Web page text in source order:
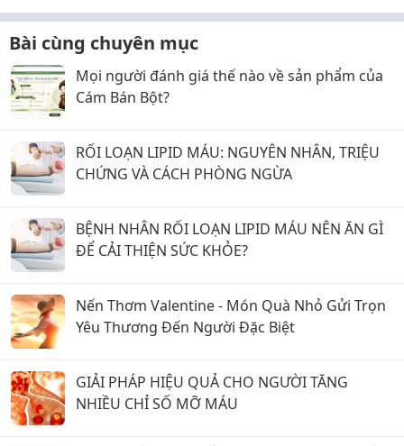
Bài cùng chuyên mục
Mọi người đánh giá thế nào về sản phẩm của
Cám Bán Bột?
RỐI LOẠN LIPID MÁU: NGUYÊN NHÂN, TRIỆU
CHỨNG VÀ CÁCH PHÒNG NGỪA
BỆNH NHÂN RỐI LOẠN LIPID MÁU NÊN ĂN GÌ
ĐỂ CẢI THIỆN SỨC KHỎE?
Nến Thơm Valentine - Món Quà Nhỏ Gửi Trọn
Yêu Thương Đến Người Đặc Biệt
GIẢI PHÁP HIỆU QUẢ CHO NGƯỜI TĂNG
NHIỀU CHỈ SỐ MỠ MÁU